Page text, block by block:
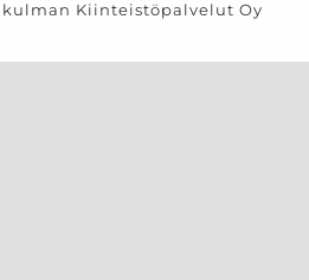
Kiinteistöpalvelut Oy